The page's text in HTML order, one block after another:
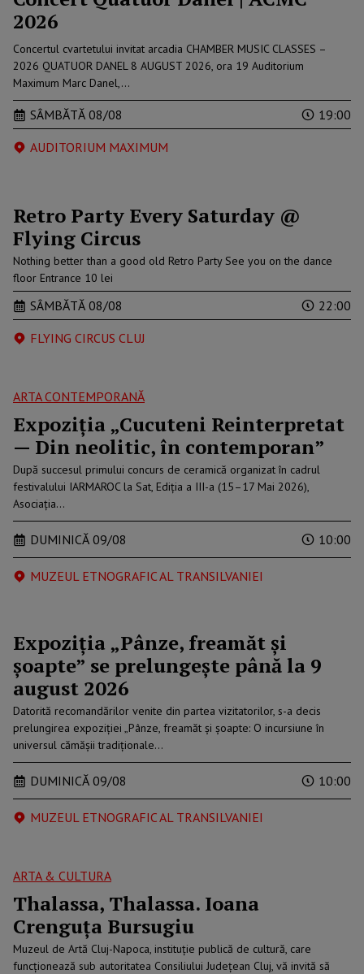
2026
Concertul cvartetului invitat arcadia CHAMBER MUSIC CLASSES –
2026 QUATUOR DANEL 8 AUGUST 2026, ora 19 Auditorium
Maximum Marc Danel,…
SÂMBĂTĂ 08/08
19:00
AUDITORIUM MAXIMUM
Retro Party Every Saturday @
Flying Circus
Nothing better than a good old Retro Party See you on the dance
floor Entrance 10 lei
SÂMBĂTĂ 08/08
22:00
FLYING CIRCUS CLUJ
ARTA CONTEMPORANĂ
Expoziția „Cucuteni Reinterpretat
— Din neolitic, în contemporan”
După succesul primului concurs de ceramică organizat în cadrul
festivalului IARMAROC la Sat, Ediția a III-a (15–17 Mai 2026),
Asociația…
DUMINICĂ 09/08 10:00
MUZEUL ETNOGRAFIC AL TRANSILVANIEI
Expoziția „Pânze, freamăt și
șoapte” se prelungește până la 9
august 2026
Datorită recomandărilor venite din partea vizitatorilor, s-a decis
prelungirea expoziției „Pânze, freamăt și șoapte: O incursiune în
universul cămășii tradiționale…
DUMINICĂ 09/08 10:00
MUZEUL ETNOGRAFIC AL TRANSILVANIEI
ARTA & CULTURA
Thalassa, Thalassa. Ioana
Crenguța Bursugiu
Muzeul de Artă Cluj-Napoca, instituție publică de cultură, care
funcționează sub autoritatea Consiliului Județean Cluj, vă invită să